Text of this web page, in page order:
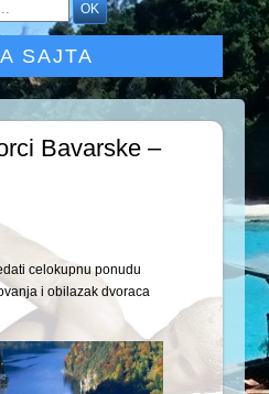
SAJTA
Bavarske –
celokupnu ponudu
i obilazak dvoraca